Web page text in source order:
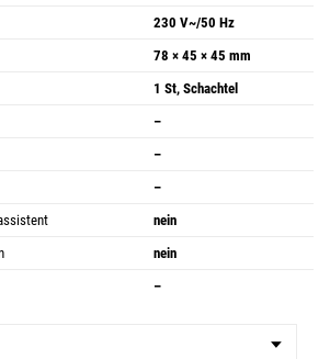
230 V~/50 Hz
78 × 45 × 45 mm
1 St, Schachtel
–
–
–
nein
nein
–